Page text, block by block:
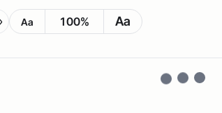
Aa 100% Aa